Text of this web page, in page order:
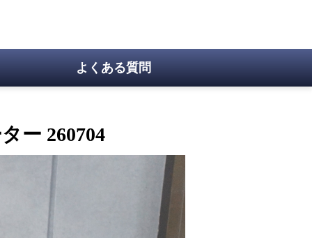
よくある質問
ー 260704